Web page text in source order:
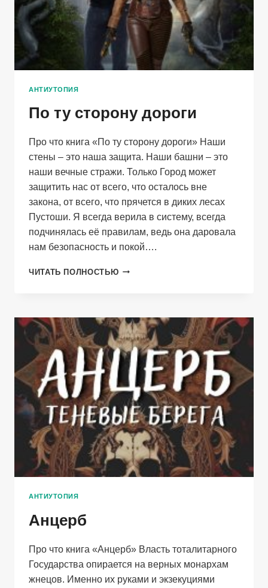
АНТИУТОПИЯ
По ту сторону дороги
Про что книга «По ту сторону дороги» Наши
стены – это наша защита. Наши башни – это
наши вечные стражи. Только Город может
защитить нас от всего, что осталось вне
закона, от всего, что прячется в диких лесах
Пустоши. Я всегда верила в систему, всегда
подчинялась её правилам, ведь она даровала
нам безопасность и покой….
ЧИТАТЬ ПОЛНОСТЬЮ ПО
АНТИУТОПИЯ
Анцерб
Про что книга «Анцерб» Власть тоталитарного
Государства опирается на верных монархам
жнецов. Именно их руками и экзекуциями